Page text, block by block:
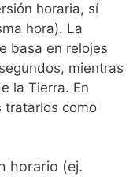
horaria, sí
hora). La
basa en relojes
mientras
la Tierra. En
tratarlos como
horario (ej.